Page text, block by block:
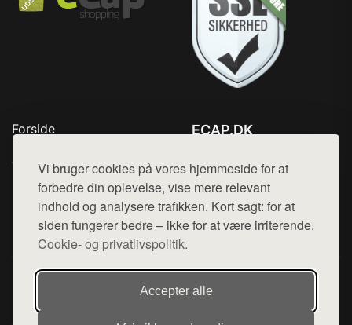
Vi bruger cookies på vores hjemmeside for at
forbedre din oplevelse, vise mere relevant
indhold og analysere trafikken. Kort sagt: for at
siden fungerer bedre – ikke for at være irriterende.
Cookie- og privatlivspolitik.
Accepter alle
Forside
Top Rabatter
Blog
Kontakt
ECAP.DK
Mail: hej@want.dk
Cookie- og privatlivspolitik
Denne side er en del af want.dk, der udgiver en række
hjemmesider med præsentation af forskellige produkter fra